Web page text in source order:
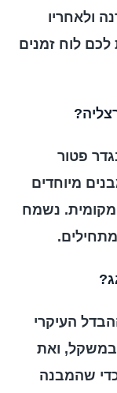
ולאחריו
לוח זמנים
פטור
מיוחדים
נשמח
העיקרי
ואת
שהמבנה